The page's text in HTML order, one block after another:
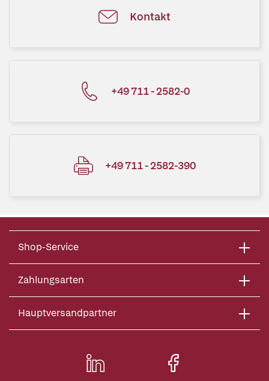
Kontakt
+49 711 - 2582-0
+49 711 - 2582-390
Shop-Service
Zahlungsarten
Hauptversandpartner